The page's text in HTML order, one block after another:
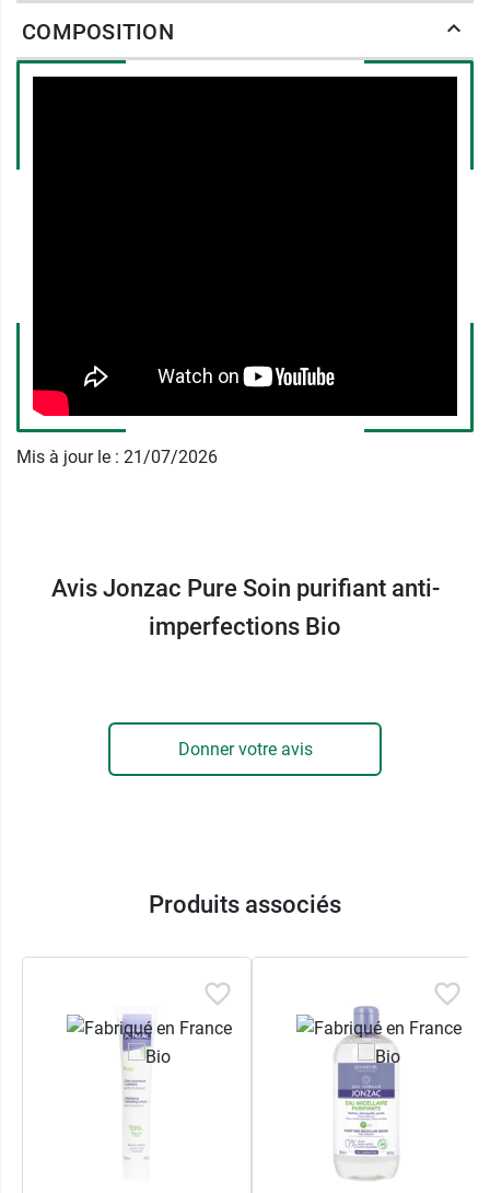
cutanée et d’empêcher les cicatrices
l'extrait de bamboumatifiantfera disparaître les
imperfections
Résultats:
Marques réduites : 100 %.
Sans alcool
Convient aux vegans
99 % du total est d'origine naturelle
Conditionnement :tube de 50 ml
COMPOSITION
Mis à jour le : 21/07/2026
Avis Jonzac Pure Soin purifiant anti-
imperfections Bio
Donner votre avis
Produits associés